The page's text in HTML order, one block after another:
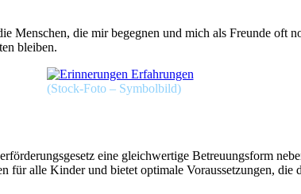
Menschen, die mir begegnen und mich als Freunde oft
bleiben.
(Stock-Foto – Symbolbild)
eine gleichwertige Betreuungsform
für alle Kinder und bietet optimale Voraussetzungen,